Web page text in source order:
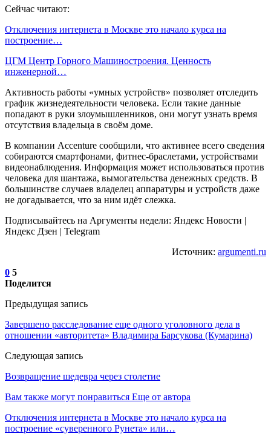
Сейчас читают:
Отключения интернета в Москве это начало курса на
построение…
ЦГМ Центр Горного Машиностроения. Ценность
инженерной…
Активность работы «умных устройств» позволяет отследить
график жизнедеятельности человека. Если такие данные
попадают в руки злоумышленников, они могут узнать время
отсутствия владельца в своём доме.
В компании Accenture сообщили, что активнее всего сведения
собираются смартфонами, фитнес-браслетами, устройствами
видеонаблюдения. Информация может использоваться против
человека для шантажа, вымогательства денежных средств. В
большинстве случаев владелец аппаратуры и устройств даже
не догадывается, что за ним идёт слежка.
Подписывайтесь на Аргументы недели: Яндекс Новости |
Яндекс Дзен | Telegram
Источник: argumenti.ru
0 5
Поделится
Предыдущая запись
Завершено расследование еще одного уголовного дела в
отношении «авторитета» Владимира Барсукова (Кумарина)
Следующая запись
Возвращение шедевра через столетие
Вам также могут понравиться Еще от автора
Отключения интернета в Москве это начало курса на
построение «суверенного Рунета» или…